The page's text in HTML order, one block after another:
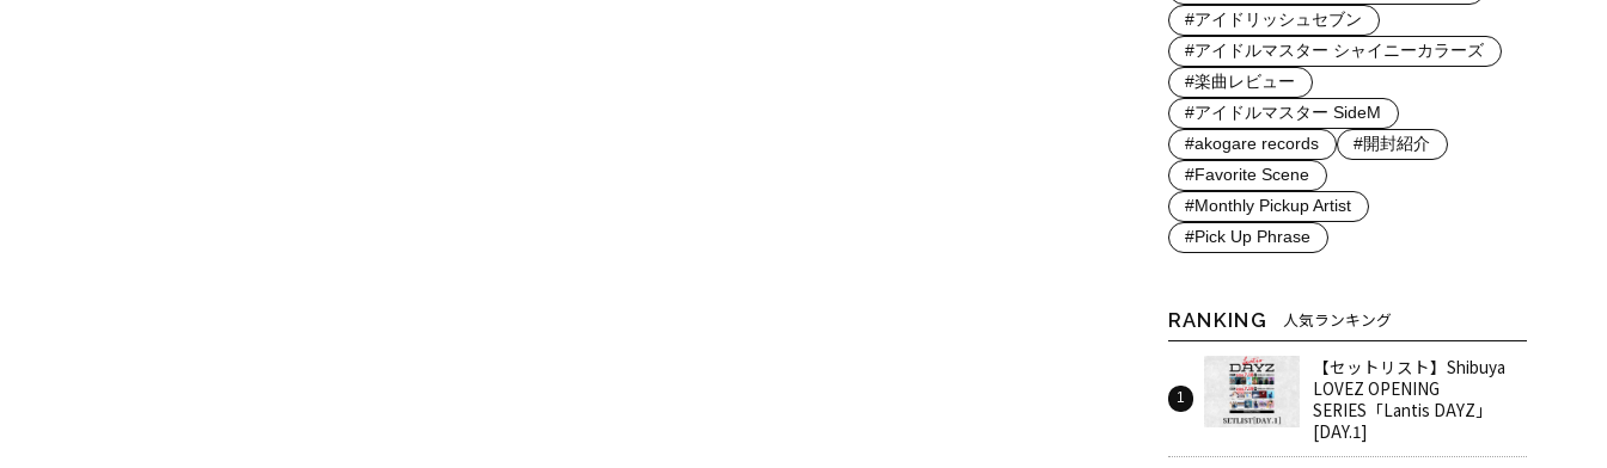
#アイドリッシュセブン
#アイドルマスター シャイニーカラーズ
#楽曲レビュー
#アイドルマスター SideM
#akogare records
#開封紹介
#Favorite Scene
#Monthly Pickup Artist
#Pick Up Phrase
RANKING 人気ランキング
【セットリスト】Shibuya
LOVEZ OPENING
SERIES「Lantis DAYZ」
[DAY.1]